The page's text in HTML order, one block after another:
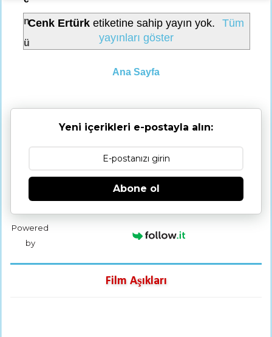
n
ü
Cenk Ertürketiketine sahip yayın yok.
Tüm
yayınları göster
Ana Sayfa
Yeni içerikleri e-postayla alın:
Abone ol
Powered
by
Film Aşıkları